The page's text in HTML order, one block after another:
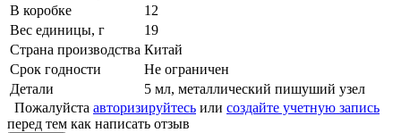
В коробке
12
Вес единицы, г
19
Страна производства Китай
Срок годности
Не ограничен
Детали
5 мл, металлический пишуший узел
Пожалуйста авторизируйтесь или создайте учетную запись
перед тем как написать отзыв